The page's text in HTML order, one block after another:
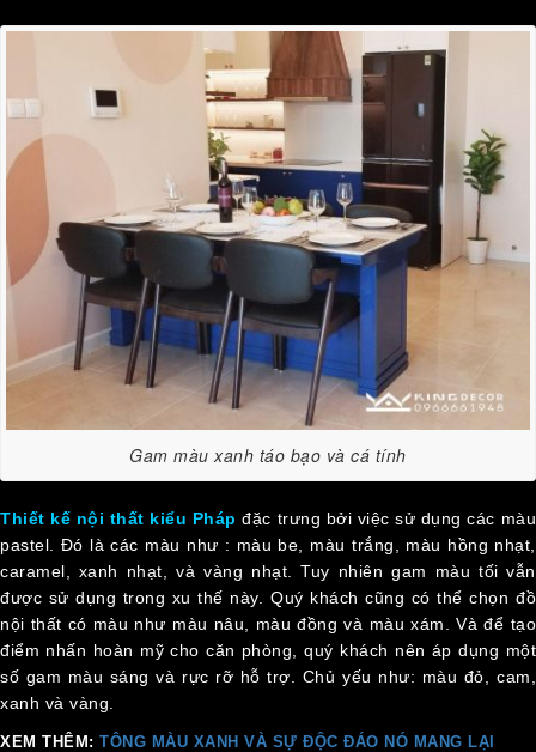
Gam màu xanh táo bạo và cá tính
Thiết kế nội thất kiểu Pháp đặc trưng bởi việc sử dụng các màu
pastel. Đó là các màu như : màu be, màu trắng, màu hồng nhạt,
caramel, xanh nhạt, và vàng nhạt. Tuy nhiên gam màu tối vẫn
được sử dụng trong xu thế này. Quý khách cũng có thể chọn đồ
nội thất có màu như màu nâu, màu đồng và màu xám. Và để tạo
điểm nhấn hoàn mỹ cho căn phòng, quý khách nên áp dụng một
số gam màu sáng và rực rỡ hỗ trợ. Chủ yếu như: màu đỏ, cam,
xanh và vàng.
XEM THÊM: TÔNG MÀU XANH VÀ SỰ ĐỘC ĐÁO NÓ MANG LẠI